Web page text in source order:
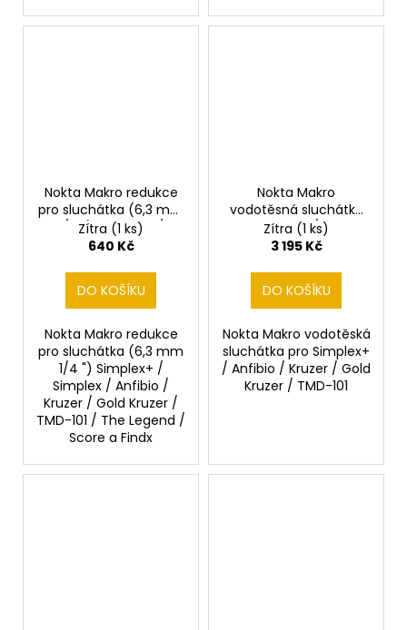
Nokta Makro redukce
pro sluchátka (6,3 mm
1/4 ") Simplex+ /
Simplex / Anfibio /
TMD-101 / The Legend
/ Score a Findx
Zítra (1 ks)
640 Kč
DO KOŠÍKU
Nokta Makro redukce
pro sluchátka (6,3 mm
1/4 ") Simplex+ /
Simplex / Anfibio /
Kruzer / Gold Kruzer /
TMD-101 / The Legend /
Score a Findx
Nokta Makro
vodotěsná sluchátka
pro Simplex+ / Anfibio
/ Kruzer / Gold Kruzer /
Zítra (1 ks)
3 195 Kč
DO KOŠÍKU
Nokta Makro vodotěská
sluchátka pro Simplex+
/ Anfibio / Kruzer / Gold
Kruzer / TMD-101